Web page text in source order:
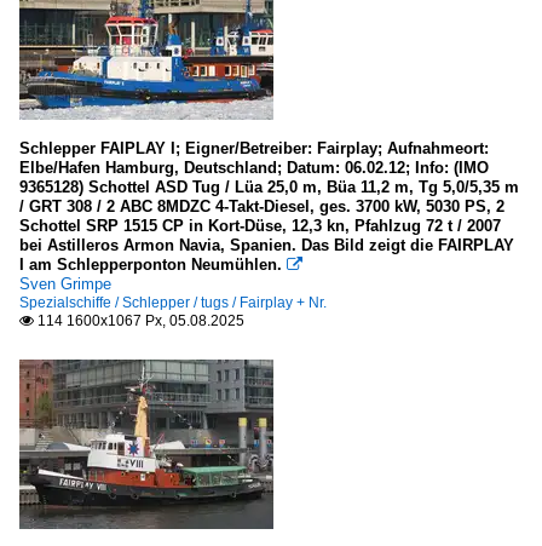
Schlepper FAIPLAY I; Eigner/Betreiber: Fairplay; Aufnahmeort:
Elbe/Hafen Hamburg, Deutschland; Datum: 06.02.12; Info: (IMO
9365128) Schottel ASD Tug / Lüa 25,0 m, Büa 11,2 m, Tg 5,0/5,35 m
/ GRT 308 / 2 ABC 8MDZC 4-Takt-Diesel, ges. 3700 kW, 5030 PS, 2
Schottel SRP 1515 CP in Kort-Düse, 12,3 kn, Pfahlzug 72 t / 2007
bei Astilleros Armon Navia, Spanien. Das Bild zeigt die FAIRPLAY
I am Schlepperponton Neumühlen. 
Sven Grimpe
Spezialschiffe / Schlepper / tugs / Fairplay + Nr.
 114 1600x1067 Px, 05.08.2025